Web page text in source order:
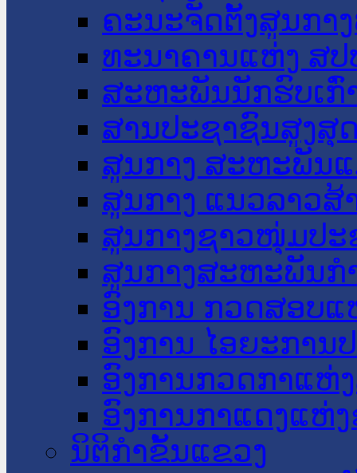
ຄະນະຈັດຕັ້ງສູນກາ
ທະນາຄານແຫ່ງ ສປ
ສະຫະພັນນັກຮົບເກົ່
ສານປະຊາຊົນສູງສຸ
ສູນກາງ ສະຫະພັນ
ສູນກາງ ແນວລາວສ້
ສູນກາງຊາວໜຸ່ມປະ
ສູນກາງສະຫະພັນກ
ອົງການ ກວດສອບແ
ອົງການ ໄອຍະການ
ອົງການກວດກາແຫ່
ອົງການກາແດງແຫ່
ນິຕິກໍາຂັ້ນແຂວງ